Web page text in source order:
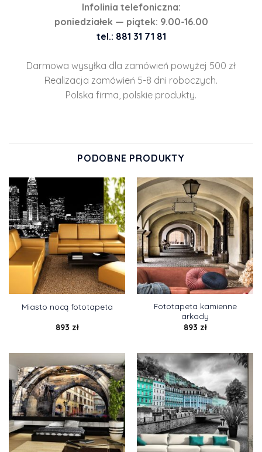
Infolinia telefoniczna:
poniedziałek — piątek: 9.00-16.00
tel.: 881 31 71 81
Darmowa wysyłka dla zamówień powyżej 500 zł
Realizacja zamówień 5-8 dni roboczych.
Polska firma, polskie produkty.
PODOBNE PRODUKTY
Miasto nocą fototapeta
893 zł
Fototapeta kamienne
arkady
893 zł